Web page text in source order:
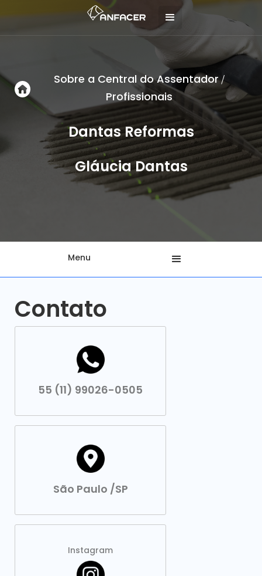
Sobre a Central do Assentador/
Profissionais
Dantas Reformas
Gláucia Dantas
Menu
Contato
55 (11) 99026-0505
São Paulo /SP
Instagram